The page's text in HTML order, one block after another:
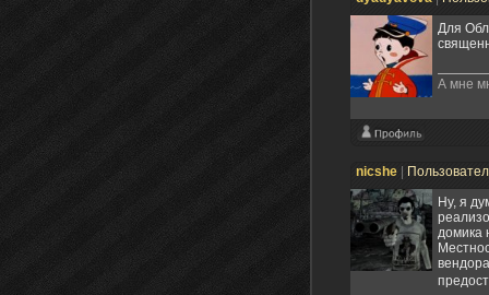
Для
А мне
nicshe
Ну, я
домика